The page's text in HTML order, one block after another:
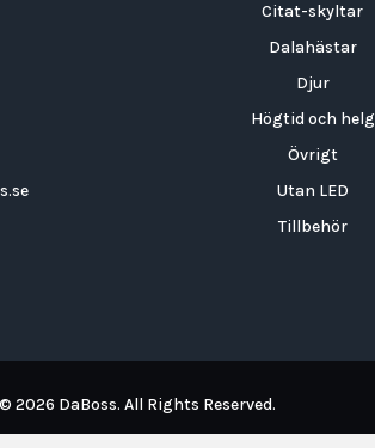
Citat-skyltar
Dalahästar
Djur
Högtid och helg
Övrigt
Utan LED
Tillbehör
© 2026 DaBoss. All Rights Reserved.